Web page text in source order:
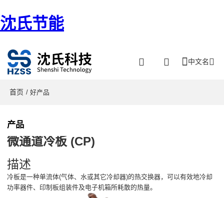
沈氏节能
中文名
首页 / 好产品
产品
微通道冷板 (CP)
描述
冷板是一种单流体(气体、水或其它冷却器)的热交换器，可以有效地冷却
功率器件、印制板组装件及电子机箱所耗散的热量。